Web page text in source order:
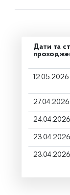
Дати та
12.05.2026
27.04.2026
24.04.2026
23.04.2026
23.04.2026